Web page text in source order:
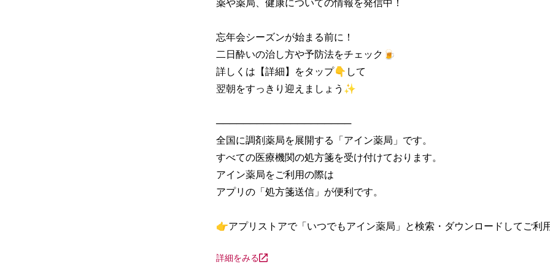
忘年会シーズンが始まる前に！
二日酔いの治し方や予防法をチェック🍺
詳しくは【詳細】をタップ👇して
翌朝をすっきり迎えましょう✨
────────────────────
全国に調剤薬局を展開する「アイン薬局」です。
すべての医療機関の処方箋を受け付けております。
アイン薬局をご利用の際は
アプリの「処方箋送信」が便利です。
👉アプリストアで「いつでもアイン薬局」と検索・ダウンロードしてご利用
詳細をみる